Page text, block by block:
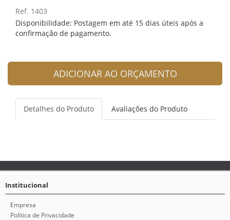
Ref. 1403
Disponibilidade: Postagem em até 15 dias úteis após a
confirmação de pagamento.
ADICIONAR AO ORÇAMENTO
Detalhes do Produto Avaliações do Produto
Institucional
Empresa
Política de Privacidade